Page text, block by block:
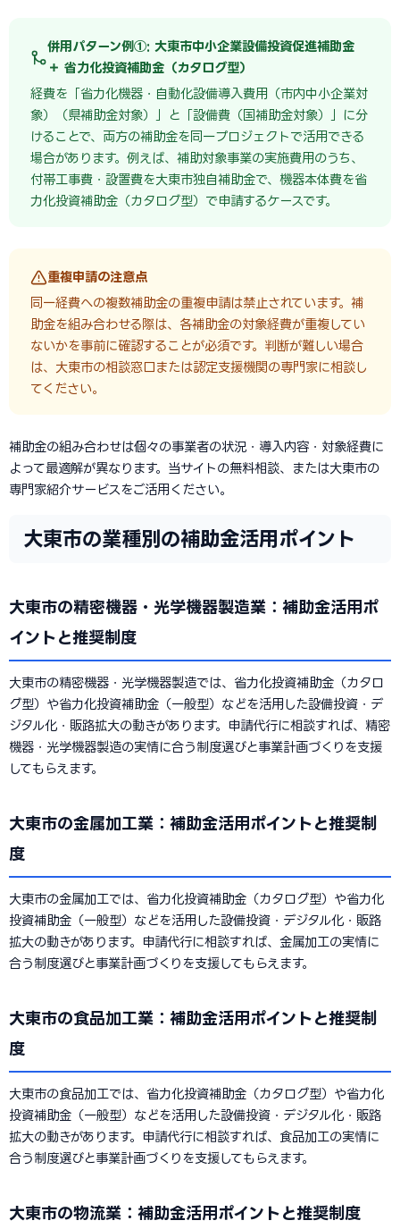
併用パターン例①: 大東市中小企業設備投資促進補助金
＋ 省力化投資補助金（カタログ型）
経費を「省力化機器・自動化設備導入費用（市内中小企業対
象）（県補助金対象）」と「設備費（国補助金対象）」に分
けることで、両方の補助金を同一プロジェクトで活用できる
場合があります。例えば、補助対象事業の実施費用のうち、
付帯工事費・設置費を大東市独自補助金で、機器本体費を省
力化投資補助金（カタログ型）で申請するケースです。
重複申請の注意点
同一経費への複数補助金の重複申請は禁止されています。補
助金を組み合わせる際は、各補助金の対象経費が重複してい
ないかを事前に確認することが必須です。判断が難しい場合
は、大東市の相談窓口または認定支援機関の専門家に相談し
てください。
補助金の組み合わせは個々の事業者の状況・導入内容・対象経費に
よって最適解が異なります。当サイトの無料相談、または大東市の
専門家紹介サービスをご活用ください。
大東市の業種別の補助金活用ポイント
大東市の精密機器・光学機器製造業：補助金活用ポ
イントと推奨制度
大東市の精密機器・光学機器製造では、省力化投資補助金（カタロ
グ型）や省力化投資補助金（一般型）などを活用した設備投資・デ
ジタル化・販路拡大の動きがあります。申請代行に相談すれば、精密
機器・光学機器製造の実情に合う制度選びと事業計画づくりを支援
してもらえます。
大東市の金属加工業：補助金活用ポイントと推奨制
度
大東市の金属加工では、省力化投資補助金（カタログ型）や省力化
投資補助金（一般型）などを活用した設備投資・デジタル化・販路
拡大の動きがあります。申請代行に相談すれば、金属加工の実情に
合う制度選びと事業計画づくりを支援してもらえます。
大東市の食品加工業：補助金活用ポイントと推奨制
度
大東市の食品加工では、省力化投資補助金（カタログ型）や省力化
投資補助金（一般型）などを活用した設備投資・デジタル化・販路
拡大の動きがあります。申請代行に相談すれば、食品加工の実情に
合う制度選びと事業計画づくりを支援してもらえます。
大東市の物流業：補助金活用ポイントと推奨制度